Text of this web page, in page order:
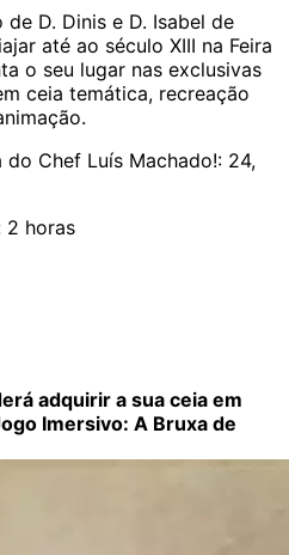
D. Dinis e D. Isabel de
até ao século XIII na Feira
o seu lugar nas exclusivas
ceia temática, recreação
Chef Luís Machado!: 24,
2 horas
adquirir a sua ceia em
Imersivo: A Bruxa de